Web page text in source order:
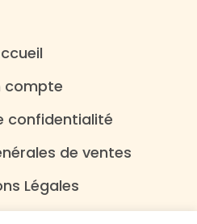
compte
confidentialité
de ventes
Légales